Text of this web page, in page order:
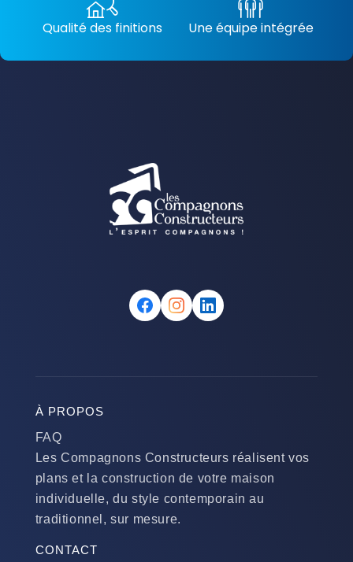
Qualité des finitions Une équipe intégrée
À PROPOS
FAQ
Les Compagnons Constructeurs réalisent vos
plans et la construction de votre maison
individuelle, du style contemporain au
traditionnel, sur mesure.
CONTACT